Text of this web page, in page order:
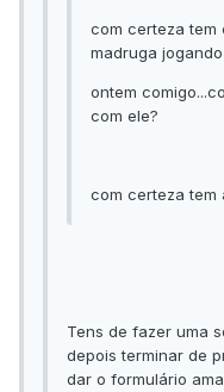
com certeza tem
madruga jogando
ontem
com ele?
com certeza tem
Tens de fazer uma
depois terminar de
dar o formulário